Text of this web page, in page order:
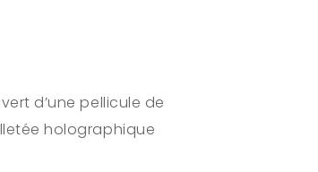
d’une pellicule de
holographique